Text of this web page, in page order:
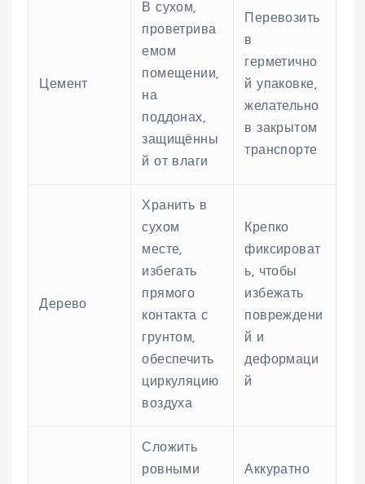
Цемент
В сухом,
проветрива
емом
помещении,
на
поддонах,
защищённы
й от влаги
Перевозить
в
герметично
й упаковке,
желательно
в закрытом
транспорте
Дерево
Хранить в
сухом
месте,
избегать
прямого
контакта с
грунтом,
обеспечить
циркуляцию
воздуха
Крепко
фиксироват
ь, чтобы
избежать
повреждени
й и
деформаци
й
Сложить
ровными
Аккуратно